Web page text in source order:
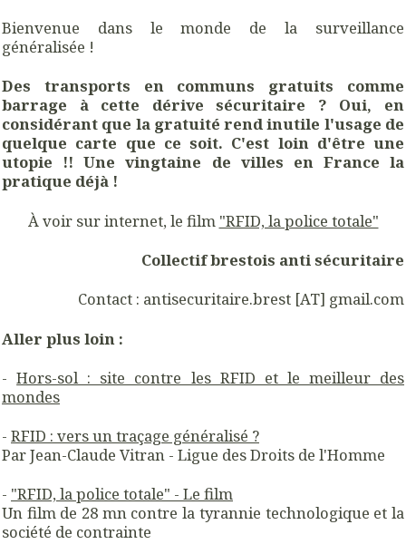
Bienvenue dans le monde de la surveillance
généralisée !
Des transports en communs gratuits comme
barrage à cette dérive sécuritaire ? Oui, en
considérant que la gratuité rend inutile l'usage de
quelque carte que ce soit. C'est loin d'être une
utopie !! Une vingtaine de villes en France la
pratique déjà !
À voir sur internet, le film "RFID, la police totale"
Collectif brestois anti sécuritaire
Contact : antisecuritaire.brest [AT] gmail.com
Aller plus loin :
-Hors-sol : site contre les RFID et le meilleur des
mondes
- RFID : vers un traçage généralisé ?
Par Jean-Claude Vitran - Ligue des Droits de l'Homme
- "RFID, la police totale" - Le film
Un film de 28 mn contre la tyrannie technologique et la
société de contrainte